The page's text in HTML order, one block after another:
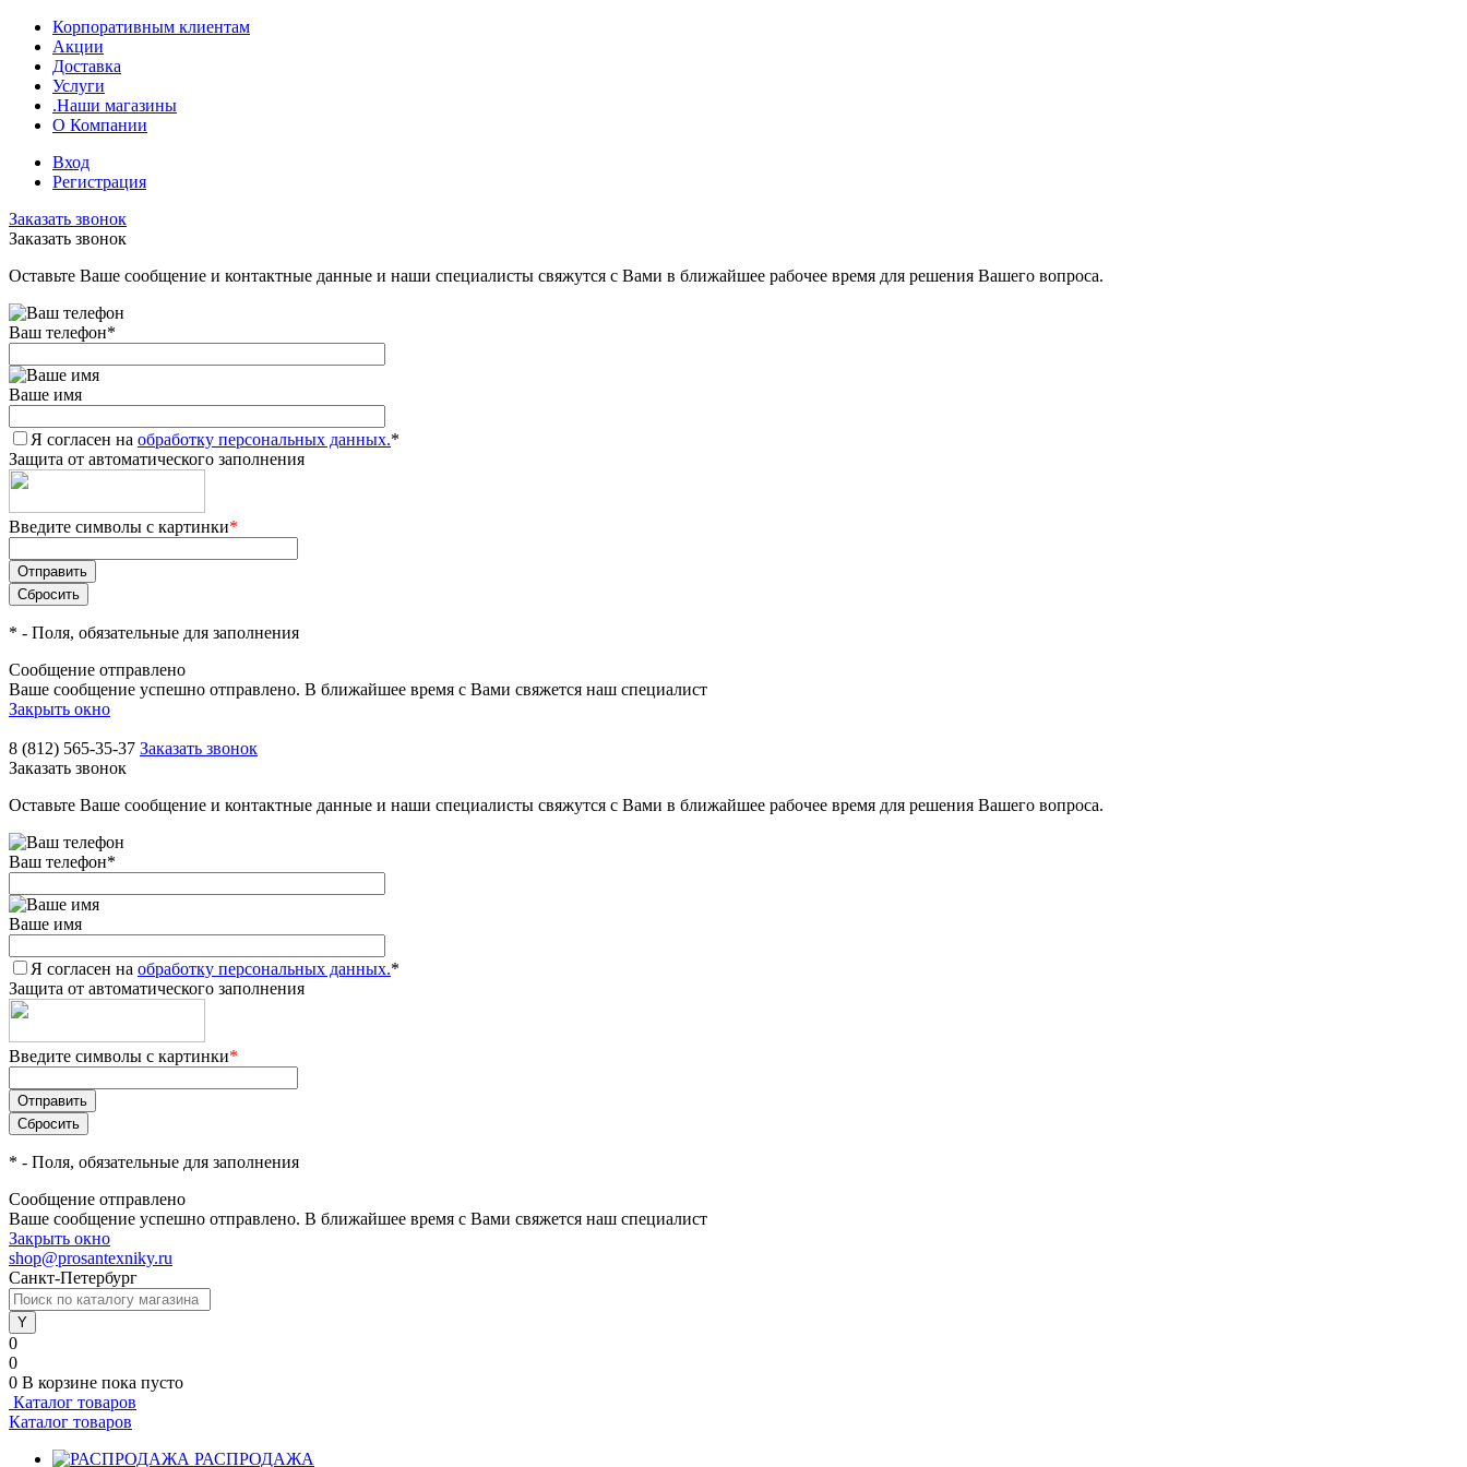
Корпоративным клиентам
Акции
Доставка
Услуги
.Наши магазины
О Компании
Вход
Регистрация
Заказать звонок
Заказать звонок
Оставьте Ваше сообщение и контактные данные и наши специалисты свяжутся с Вами в ближайшее рабочее время для решения Вашего вопроса.
Ваш телефон*
Ваше имя
Я согласен на обработку персональных данных.*
Защита от автоматического заполнения
Введите символы с картинки*
* - Поля, обязательные для заполнения
Сообщение отправлено
Ваше сообщение успешно отправлено. В ближайшее время с Вами свяжется наш специалист
Закрыть окно
8 (812) 565-35-37 Заказать звонок
Заказать звонок
Оставьте Ваше сообщение и контактные данные и наши специалисты свяжутся с Вами в ближайшее рабочее время для решения Вашего вопроса.
Ваш телефон*
Ваше имя
Я согласен на обработку персональных данных.*
Защита от автоматического заполнения
Введите символы с картинки*
* - Поля, обязательные для заполнения
Сообщение отправлено
Ваше сообщение успешно отправлено. В ближайшее время с Вами свяжется наш специалист
Закрыть окно
shop@prosantexniky.ru
Санкт-Петербург
0
0
0 В корзине пока пусто
Каталог товаров
Каталог товаров
РАСПРОДАЖА